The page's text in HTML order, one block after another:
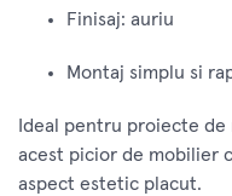
Finisaj: auriu
Montaj simplu si
Ideal pentru proiecte
acest picior de mobilier
aspect estetic placut.